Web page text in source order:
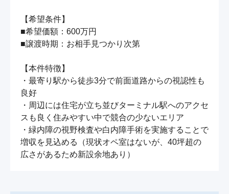
【希望条件】
■希望価額：600万円
■譲渡時期：お相手見つかり次第
【本件特徴】
・最寄り駅から徒歩3分で前面道路からの視認性も
良好
・周辺には住宅が立ち並びターミナル駅へのアクセ
スも良く住みやすい中で競合の少ないエリア
・緑内障の視野検査や白内障手術を実施することで
増収を見込める（現状オペ室はないが、40坪超の
広さがあるため新設余地あり）